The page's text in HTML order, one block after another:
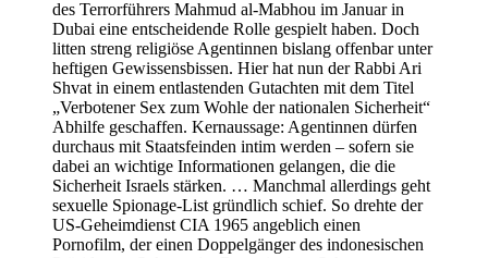
des Terrorführers Mahmud al-Mabhou im Januar in
Dubai eine entscheidende Rolle gespielt haben. Doch
litten streng religiöse Agentinnen bislang offenbar unter
heftigen Gewissensbissen. Hier hat nun der Rabbi Ari
Shvat in einem entlastenden Gutachten mit dem Titel
„Verbotener Sex zum Wohle der nationalen Sicherheit“
Abhilfe geschaffen. Kernaussage: Agentinnen dürfen
durchaus mit Staatsfeinden intim werden – sofern sie
dabei an wichtige Informationen gelangen, die die
Sicherheit Israels stärken. … Manchmal allerdings geht
sexuelle Spionage-List gründlich schief. So drehte der
US-Geheimdienst CIA 1965 angeblich einen
Pornofilm, der einen Doppelgänger des indonesischen